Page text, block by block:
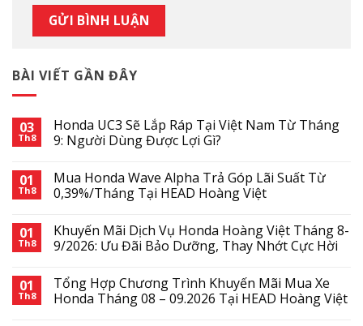
BÀI VIẾT GẦN ĐÂY
03
Th8
Honda UC3 Sẽ Lắp Ráp Tại Việt Nam Từ Tháng
9: Người Dùng Được Lợi Gì?
01
Th8
Mua Honda Wave Alpha Trả Góp Lãi Suất Từ
0,39%/Tháng Tại HEAD Hoàng Việt
01
Th8
Khuyến Mãi Dịch Vụ Honda Hoàng Việt Tháng 8-
9/2026: Ưu Đãi Bảo Dưỡng, Thay Nhớt Cực Hời
01
Th8
Tổng Hợp Chương Trình Khuyến Mãi Mua Xe
Honda Tháng 08 – 09.2026 Tại HEAD Hoàng Việt